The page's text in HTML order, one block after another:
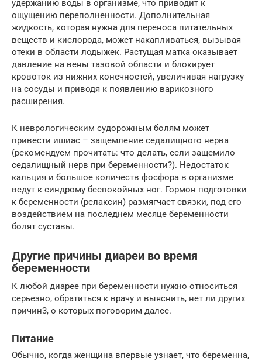
удержанию воды в организме, что приводит к
ощущению переполненности. Дополнительная
жидкость, которая нужна для переноса питательных
веществ и кислорода, может накапливаться, вызывая
отеки в области лодыжек. Растущая матка оказывает
давление на вены тазовой области и блокирует
кровоток из нижних конечностей, увеличивая нагрузку
на сосуды и приводя к появлению варикозного
расширения.
К неврологическим судорожным болям может
привести ишиас – защемление седалищного нерва
(рекомендуем прочитать: что делать, если защемило
седалищный нерв при беременности?). Недостаток
кальция и большое количеств фосфора в организме
ведут к синдрому беспокойных ног. Гормон подготовки
к беременности (релаксин) размягчает связки, под его
воздействием на последнем месяце беременности
болят суставы.
Другие причины диареи во время
беременности
К любой диарее при беременности нужно относиться
серьезно, обратиться к врачу и выяснить, нет ли других
причин3, о которых поговорим далее.
Питание
Обычно, когда женщина впервые узнает, что беременна,